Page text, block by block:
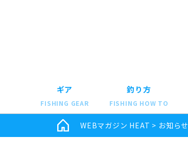
ギア
FISHING GEAR
釣り方
FISHING HOW TO
WEBマガジン HEAT > お知らせ